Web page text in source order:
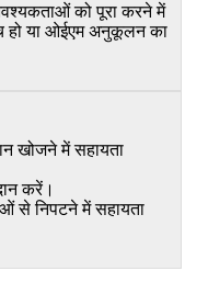
को पूरा करने में
हो या ओईएम अनुकूलन का
खोजने में सहायता
करें।
से निपटने में सहायता